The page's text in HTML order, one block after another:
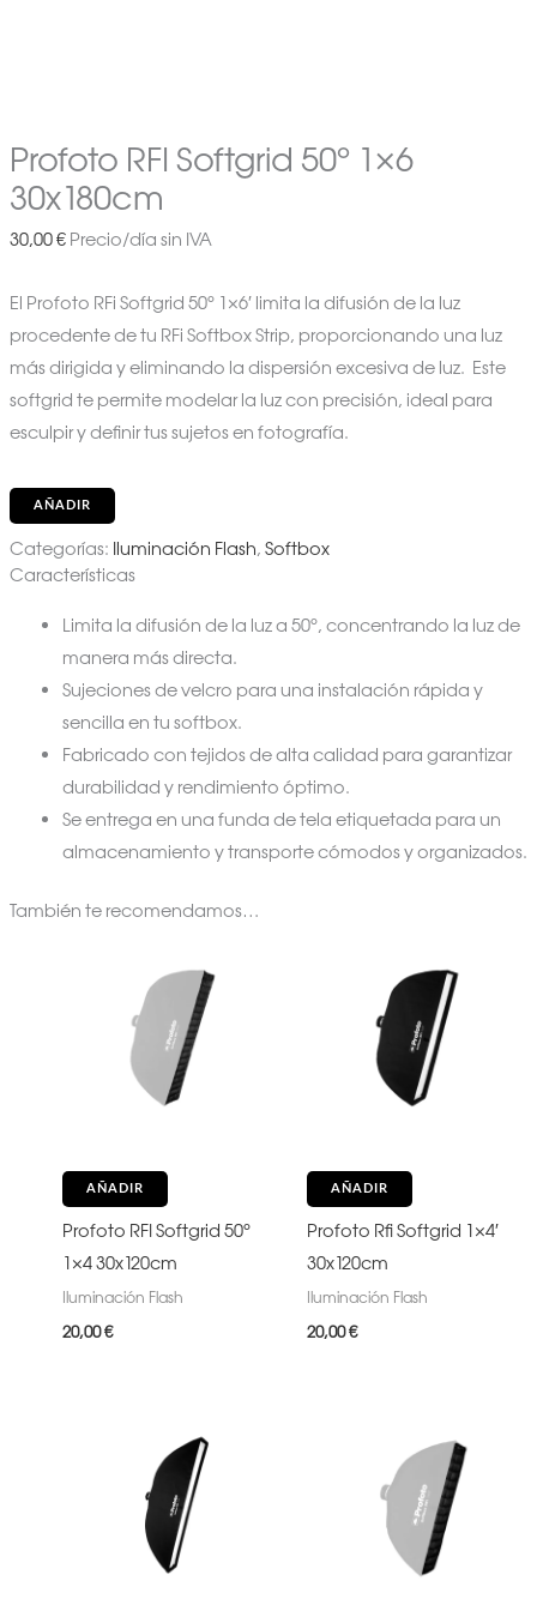
Profoto RFI Softgrid 50º 1×6
30x180cm
30,00€ Precio/día sin IVA
El Profoto RFi Softgrid 50° 1×6′ limita la difusión de la luz
procedente de tu RFi Softbox Strip, proporcionando una luz
más dirigida y eliminando la dispersión excesiva de luz. Este
softgrid te permite modelar la luz con precisión, ideal para
esculpir y definir tus sujetos en fotografía.
AÑADIR
Categorías: Iluminación Flash, Softbox
Características
Limita la difusión de la luz a 50°, concentrando la luz de
manera más directa.
Sujeciones de velcro para una instalación rápida y
sencilla en tu softbox.
Fabricado con tejidos de alta calidad para garantizar
durabilidad y rendimiento óptimo.
Se entrega en una funda de tela etiquetada para un
almacenamiento y transporte cómodos y organizados.
También te recomendamos…
AÑADIR
Profoto RFI Softgrid 50º
1×4 30x120cm
Iluminación Flash
20,00€
AÑADIR
Profoto Rfi Softgrid 1×4′
30x120cm
Iluminación Flash
20,00€